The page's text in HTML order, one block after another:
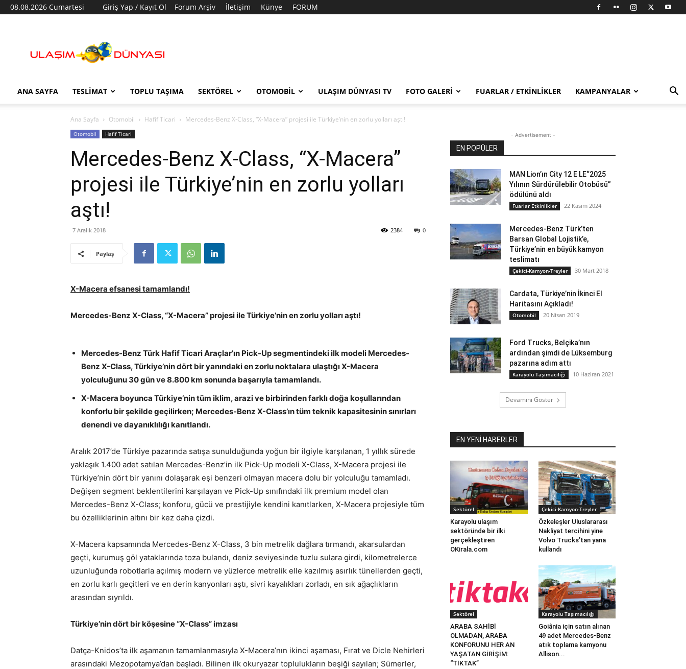
08.08.2026 Cumartesi Giriş Yap / Kayıt Ol Forum Arşiv İletişim Künye FORUM
Dünyası
ANA SAYFA TESLIMAT TOPLU TAŞIMA SEKTÖREL OTOMOBIL ULAŞIM DÜNYASI TV FOTO GALERI FUARLAR / ETKINLIKLER KAMPANYALAR
Ana Sayfa Otomobil Hafif Ticari Mercedes-Benz X-Class, “X-Macera” projesi ile Türkiye’nin en zorlu yolları aştı!
Otomobil Hafif Ticari
Mercedes-Benz X-Class, “X-Macera”
projesi ile Türkiye’nin en zorlu yolları
aştı!
7 Aralık 2018 0
2384
Paylaş
X-Macera efsanesi tamamlandı!
Mercedes-Benz X-Class, “X-Macera” projesi ile Türkiye’nin en zorlu yolları aştı!
Mercedes-Benz Türk Hafif Ticari Araçlar’ın Pick-Up segmentindeki ilk modeli Mercedes-
Benz X-Class, Türkiye’nin dört bir yanındaki en zorlu noktalara ulaştığı X-Macera
yolculuğunu 30 gün ve 8.800 km sonunda başarıyla tamamlandı.
X-Macera boyunca Türkiye’nin tüm iklim, arazi ve birbirinden farklı doğa koşullarından
konforlu bir şekilde geçilirken; Mercedes-Benz X-Class’ın tüm teknik kapasitesinin sınırları
denendi ve dayanıklılığı kanıtlandı.
Aralık 2017’de Türkiye pazarında satışa sunulduğunda yoğun bir ilgiyle karşılanan, 1 yıllık sürede
yaklaşık 1.400 adet satılan Mercedes-Benz’in ilk Pick-Up modeli X-Class, X-Macera projesi ile
Türkiye’nin dört bir yanını dolaşarak eşi benzeri olmayan macera dolu bir yolculuğu tamamladı.
Değişen segment beklentilerini karşılayan ve Pick-Up sınıfındaki ilk premium model olan
Mercedes-Benz X-Class; konforu, gücü ve prestijiyle kendini kanıtlarken, X-Macera projesiyle tüm
bu özelliklerinin altını bir kez daha çizdi.
X-Macera kapsamında Mercedes-Benz X-Class, 3 bin metrelik dağlara tırmandı, akarsulardan
geçti, kurumuş göl yataklarında toza bulandı, deniz seviyesinde tuzlu sulara girdi, kilometrelerce
uzunluğunda robotlarla açılmış modern ve yüzlerce metrelik elle kazılmış asırlık tünellerden geçti,
en zorlu karlı geçitleri ve en derin kanyonları aştı, sivri kayalıkları zorladı, en sık ağaçlıkların
arasından sıyrıldı.
Türkiye’nin dört bir köşesine “X-Class” imzası
Datça-Knidos’ta ilk aşamanın tamamlanmasıyla X-Macera’nın ikinci aşaması, Fırat ve Dicle Nehirleri
arasındaki Mezopotamya’dan başladı. Bilinen ilk okuryazar toplulukların beşiği sayılan; Sümerler,
- Advertisement -
EN POPÜLER
MAN Lion’ın City 12 E LE“2025
Yılının Sürdürülebilir Otobüsü”
ödülünü aldı
Fuarlar Etkinlikler 22 Kasım 2024
Mercedes-Benz Türk’ten
Barsan Global Lojistik’e,
Türkiye’nin en büyük kamyon
teslimatı
Çekici-Kamyon-Treyler 30 Mart 2018
Cardata, Türkiye’nin İkinci El
Haritasını Açıkladı!
Otomobil 20 Nisan 2019
Ford Trucks, Belçika’nın
ardından şimdi de Lüksemburg
pazarına adım attı
Karayolu Taşımacılığı 10 Haziran 2021
Devamını Göster
EN YENİ HABERLER
Sektörel
Karayolu ulaşım
sektöründe bir ilki
gerçekleştiren
OKirala.com
Çekici-Kamyon-Treyler
Özkeleşler Uluslararası
Nakliyat tercihini yine
Volvo Trucks’tan yana
kullandı
Sektörel
ARABA SAHİBİ
OLMADAN, ARABA
KONFORUNU HER AN
YAŞATAN GİRİŞİM:
“TİKTAK”
Karayolu Taşımacılığı
Goiânia için satın alınan
49 adet Mercedes-Benz
atık toplama kamyonu
Allison...